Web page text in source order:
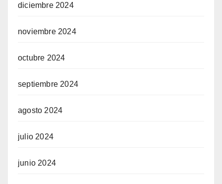
diciembre 2024
noviembre 2024
octubre 2024
septiembre 2024
agosto 2024
julio 2024
junio 2024